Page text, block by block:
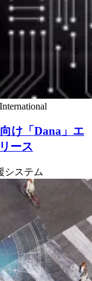
け「Dana」エ
ース
システム